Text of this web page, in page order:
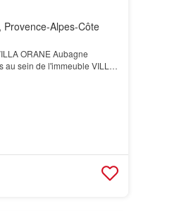
Alpes-Côte
ORANE Aubagne
au sein de l'immeuble VILLA
dynamique et ce…